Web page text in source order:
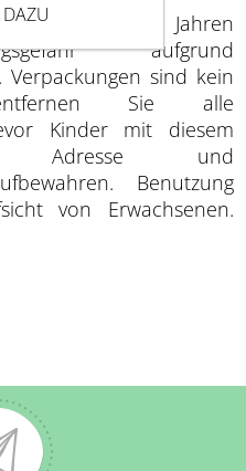
unter drei Jahren
aufgrund
Verpackungen sind kein
Sie alle
Kinder mit diesem
Adresse und
Benutzung
von Erwachsenen.